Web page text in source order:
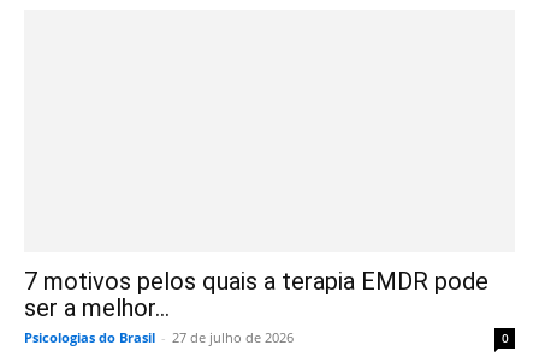
7 motivos pelos quais a terapia EMDR pode
ser a melhor...
Psicologias do Brasil - 27 de julho de 2026 0